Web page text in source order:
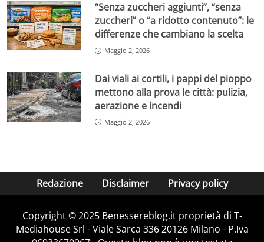
“Senza zuccheri aggiunti”, “senza
zuccheri” o “a ridotto contenuto”: le
differenze che cambiano la scelta
Maggio 2, 2026
Dai viali ai cortili, i pappi del pioppo
mettono alla prova le città: pulizia,
aerazione e incendi
Maggio 2, 2026
Redazione Disclaimer Privacy policy
Copyright © 2025 Benessereblog.it proprietà di T-
Mediahouse Srl - Viale Sarca 336 20126 Milano - P.Iva